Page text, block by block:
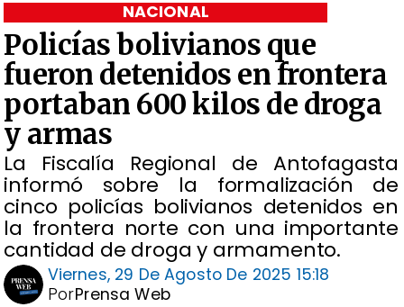
Policías bolivianos que
fueron detenidos en frontera
portaban 600 kilos de droga
y armas
La Fiscalía Regional de Antofagasta
informó sobre la formalización de
cinco policías bolivianos detenidos en
la frontera norte con una importante
cantidad de droga y armamento.
NACIONAL
Viernes, 29 De Agosto De 2025 15:18
Prensa Web
Por